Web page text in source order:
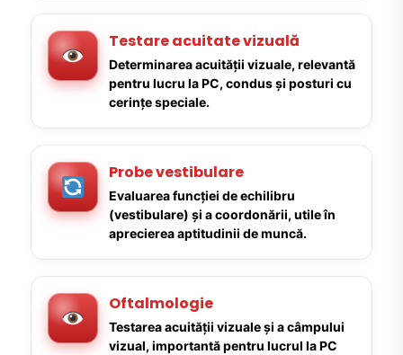
Testare acuitate vizuală
Determinarea acuității vizuale, relevantă
pentru lucru la PC, condus și posturi cu
cerințe speciale.
Probe vestibulare
Evaluarea funcției de echilibru
(vestibulare) și a coordonării, utile în
aprecierea aptitudinii de muncă.
Oftalmologie
Testarea acuității vizuale și a câmpului
vizual, importantă pentru lucrul la PC